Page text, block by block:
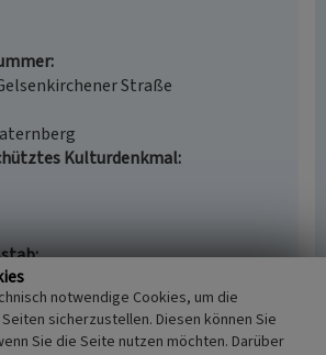
Straße
Kulturdenkmal
als 1:20.000)
Auswertung historischer Karten,
notwendige Cookies, um die
sicherzustellen. Diesen können Sie
Sie die Seite nutzen möchten. Darüber